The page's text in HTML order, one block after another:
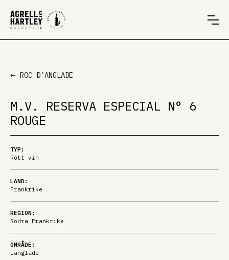
ROC D’ANGLADE
M.V. RESERVA ESPECIAL N° 6
ROUGE
TYP:
Rött vin
LAND:
Frankrike
REGION:
Södra Frankrike
OMRÅDE:
Langlade